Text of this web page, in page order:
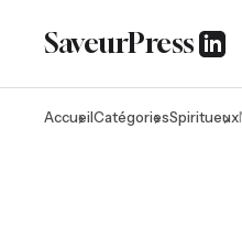
SaveurPress
AccueilCatégoriesSpiritueux